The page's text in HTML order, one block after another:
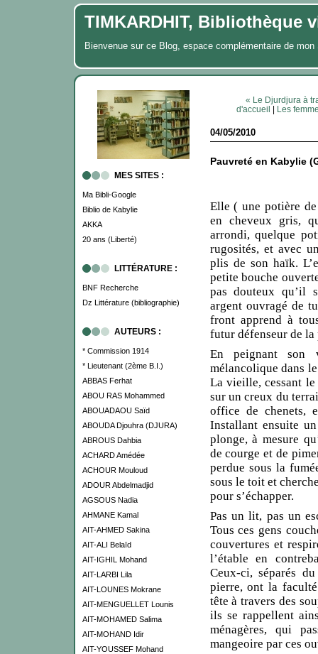
TIMKARDHIT, Bibliothèque
Bienvenue sur ce Blog, espace complémentaire de
MES SITES :
Ma Bibli-Google
Biblio de Kabylie
AKKA
20 ans (Liberté)
LITTÉRATURE :
BNF Recherche
Dz Littérature (bibliographie)
AUTEURS :
* Commission 1914
* Lieutenant (2ème B.I.)
ABBAS Ferhat
ABOU RAS Mohammed
ABOUADAOU Saïd
ABOUDA Djouhra (DJURA)
ABROUS Dahbia
ACHARD Amédée
ACHOUR Mouloud
ADOUR Abdelmadjid
AGSOUS Nadia
AHMANE Kamal
AIT-AHMED Sakina
AIT-ALI Belaïd
AIT-IGHIL Mohand
AIT-LARBI Lila
AIT-LOUNES Mokrane
AIT-MENGUELLET Lounis
AIT-MOHAMED Salima
AIT-MOHAND Idir
AIT-YOUSSEF Mohand
« Le Djurdjura à
d'accueil | Les
04/05/2010
Pauvreté en Kabylie
Elle ( une potière
en cheveux gris,
arrondi, quelque
rugosités, et avec
plis de son haïk.
petite bouche
pas douteux qu’il
argent ouvragé de
front apprend à
futur défenseur de la
En peignant son
mélancolique dans
La vieille, cessant le
sur un creux du
office de chenets,
Installant ensuite
plonge, à mesure
de courge et de
perdue sous la
sous le toit et
pour s’échapper.
Pas un lit, pas un
Tous ces gens
couvertures et
l’étable en
Ceux-ci, séparés
pierre, ont la
tête à travers des
ils se rappellent
ménagères, qui
mangeoire par ces